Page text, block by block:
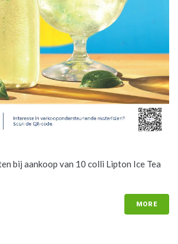
bij aankoop van 10 colli Lipton Ice Tea
MORE